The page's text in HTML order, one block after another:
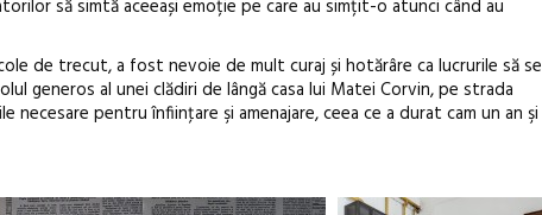
să simtă aceeași emoție pe care au simțit-o atunci când au
de trecut, a fost nevoie de mult curaj și hotărâre ca lucrurile să se
generos al unei clădiri de lângă casa lui Matei Corvin, pe strada
necesare pentru înfiinţare şi amenajare, ceea ce a durat cam un an şi